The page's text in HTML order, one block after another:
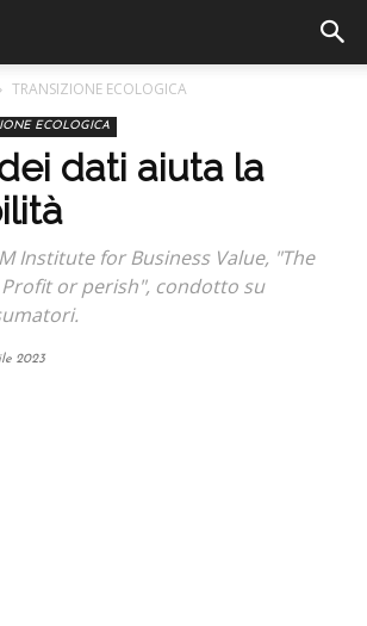
TRANSIZIONE ECOLOGICA
ECOLOGICA
dei dati aiuta la
Institute for Business Value, "The
or perish", condotto su
2023